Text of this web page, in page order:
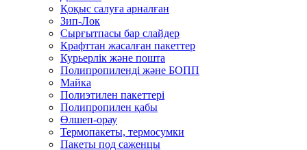
Қоқыс салуға арналған
Зип-Лок
Сырғытпасы бар слайдер
Крафттан жасалған пакеттер
Курьерлік және пошта
Полипропиленді және БОПП
Майка
Полиэтилен пакеттері
Полипропилен қабы
Өлшеп-орау
Термопакеты, термосумки
Пакеты под саженцы